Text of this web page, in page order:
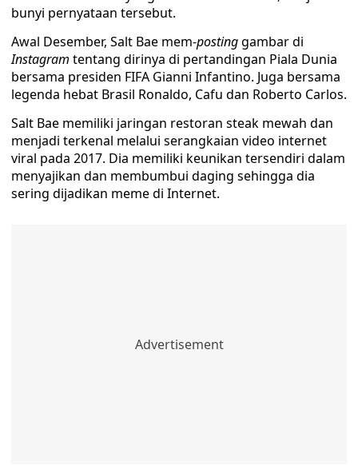
bunyi pernyataan tersebut.
Awal Desember, Salt Bae mem-postinggambar di
Instagram tentang dirinya di pertandingan Piala Dunia
bersama presiden FIFA Gianni Infantino. Juga bersama
legenda hebat Brasil Ronaldo, Cafu dan Roberto Carlos.
Salt Bae memiliki jaringan restoran steak mewah dan
menjadi terkenal melalui serangkaian video internet
viral pada 2017. Dia memiliki keunikan tersendiri dalam
menyajikan dan membumbui daging sehingga dia
sering dijadikan meme di Internet.